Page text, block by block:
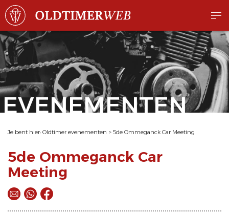
EVENEMENTEN
Je bent hier: Oldtimer evenementen > 5de Ommeganck Car Meeting
5de Ommeganck Car
Meeting